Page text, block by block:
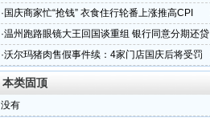
· 国庆商家忙“抢钱” 衣食住行轮番上涨推高CPI
·温州跑路眼镜大王回国谈重组 银行同意分期还贷
·沃尔玛猪肉售假事件续：4家门店国庆后将受罚
本类固顶
没有